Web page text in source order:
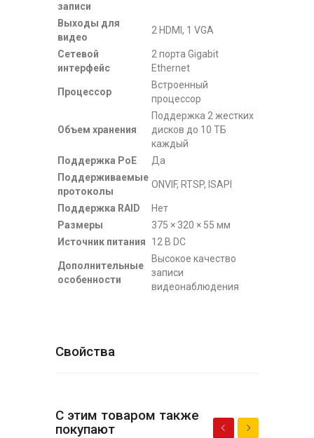
записи
Выходы для
видео
2 HDMI, 1 VGA
Сетевой
интерфейс
2 порта Gigabit
Ethernet
Процессор
Встроенный
процессор
Объем хранения
Поддержка 2 жестких
дисков до 10 ТБ
каждый
Поддержка PoE
Да
Поддерживаемые
протоколы
ONVIF, RTSP, ISAPI
Поддержка RAID
Нет
Размеры
375 × 320 × 55 мм
Источник питания
12 В DC
Дополнительные
особенности
Высокое качество
записи
видеонаблюдения
Свойства
С этим товаром также
покупают